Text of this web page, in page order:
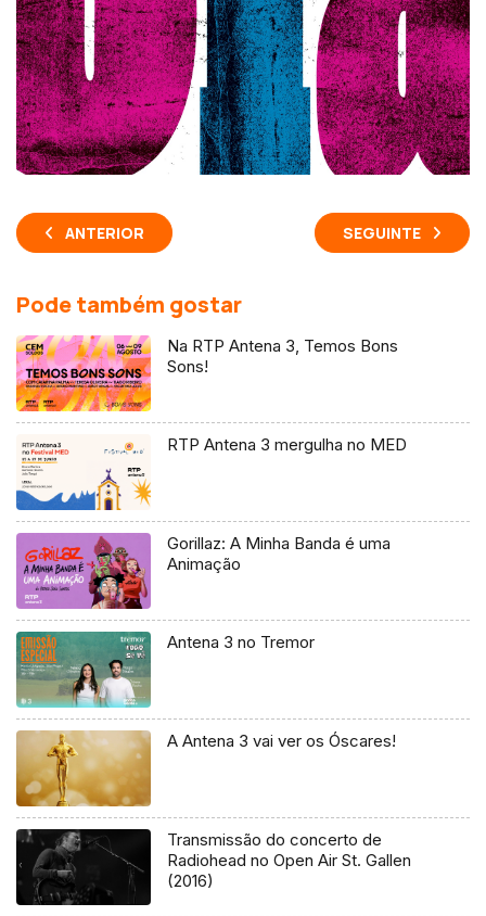
ANTERIOR SEGUINTE
Pode também gostar
Na RTP Antena 3, Temos Bons
Sons!
RTP Antena 3 mergulha no MED
Gorillaz: A Minha Banda é uma
Animação
Antena 3 no Tremor
A Antena 3 vai ver os Óscares!
Transmissão do concerto de
Radiohead no Open Air St. Gallen
(2016)